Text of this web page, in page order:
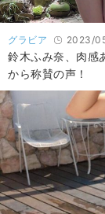
グラビア 2023/
鈴木ふみ奈、肉感
から称賛の声！